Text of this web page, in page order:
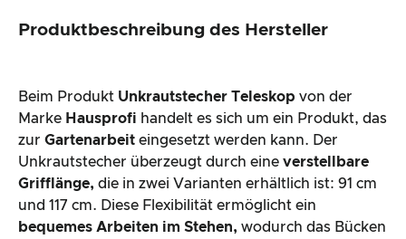
Produktbeschreibung des Hersteller
Beim Produkt Unkrautstecher Teleskop von der
Marke Hausprofi handelt es sich um ein Produkt, das
zur Gartenarbeit eingesetzt werden kann. Der
Unkrautstecher überzeugt durch eine verstellbare
Grifflänge, die in zwei Varianten erhältlich ist: 91 cm
und 117 cm. Diese Flexibilität ermöglicht ein
bequemes Arbeiten im Stehen, wodurch das Bücken